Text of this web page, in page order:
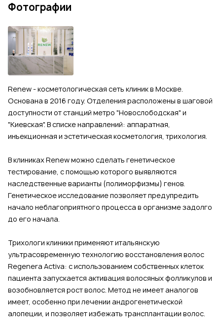
Фотографии
Renew - косметологическая сеть клиник в Москве.
Основана в 2016 году. Отделения расположены в шаговой
доступности от станций метро "Новослободская" и
"Киевская". В списке направлений: аппаратная,
инъекционная и эстетическая косметология, трихология.
В клиниках Renew можно сделать генетическое
тестирование, с помощью которого выявляются
наследственные варианты (полиморфизмы) генов.
Генетическое исследование позволяет предупредить
начало неблагоприятного процесса в организме задолго
до его начала.
Трихологи клиники применяют итальянскую
ультрасовременную технологию восстановления волос
Regenera Activa: с использованием собственных клеток
пациента запускается активация волосяных фолликулов и
возобновляется рост волос. Метод не имеет аналогов
имеет, особенно при лечении андрогенетической
алопеции, и позволяет избежать трансплантации волос.